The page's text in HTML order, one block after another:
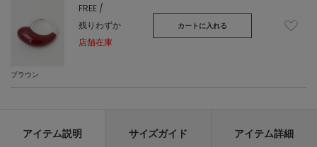
ブラウン
FREE /
残りわずか
店舗在庫
カートに入れる
アイテム説明 サイズガイド アイテム詳細